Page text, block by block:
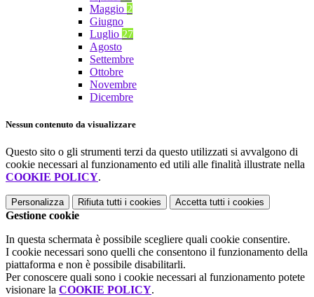
Maggio 2
Giugno
Luglio 27
Agosto
Settembre
Ottobre
Novembre
Dicembre
Nessun contenuto da visualizzare
Questo sito o gli strumenti terzi da questo utilizzati si avvalgono di
cookie necessari al funzionamento ed utili alle finalità illustrate nella
COOKIE POLICY.
Personalizza Rifiuta tutti i cookies Accetta tutti i cookies
Gestione cookie
In questa schermata è possibile scegliere quali cookie consentire.
I cookie necessari sono quelli che consentono il funzionamento della
piattaforma e non è possibile disabilitarli.
Per conoscere quali sono i cookie necessari al funzionamento potete
visionare la COOKIE POLICY.